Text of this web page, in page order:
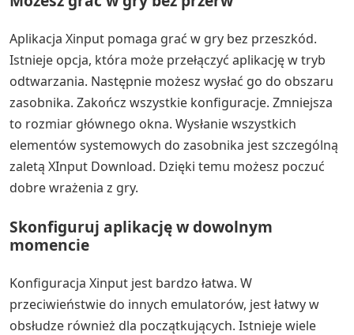
Aplikacja Xinput pomaga grać w gry bez przeszkód.
Istnieje opcja, która może przełączyć aplikację w tryb
odtwarzania. Następnie możesz wysłać go do obszaru
zasobnika. Zakończ wszystkie konfiguracje. Zmniejsza
to rozmiar głównego okna. Wysłanie wszystkich
elementów systemowych do zasobnika jest szczególną
zaletą XInput Download. Dzięki temu możesz poczuć
dobre wrażenia z gry.
Skonfiguruj aplikację w dowolnym
momencie
Konfiguracja Xinput jest bardzo łatwa. W
przeciwieństwie do innych emulatorów, jest łatwy w
obsłudze również dla początkujących. Istnieje wiele